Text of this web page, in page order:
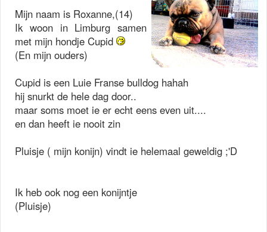
Mijn naam is Roxanne,(14)
Ik woon in Limburg samen
met mijn hondje Cupid
(En mijn ouders)
Cupid is een Luie Franse bulldog hahah
hij snurkt de hele dag door..
maar soms moet ie er echt eens even uit....
en dan heeft ie nooit zin
Pluisje ( mijn konijn) vindt ie helemaal geweldig ;'D
Ik heb ook nog een konijntje
(Pluisje)